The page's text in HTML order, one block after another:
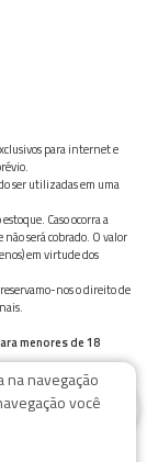
para internet e
ser utilizadas em uma
Caso ocorra a
será cobrado. O valor
em virtude dos
nos o direito de
menores de 18
graves males à saúde.
na navegação
você